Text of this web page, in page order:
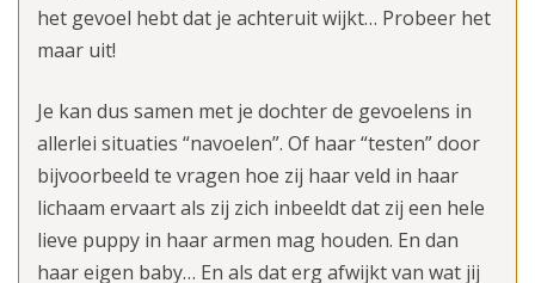
het gevoel hebt dat je achteruit wijkt… Probeer het
maar uit!
Je kan dus samen met je dochter de gevoelens in
allerlei situaties “navoelen”. Of haar “testen” door
bijvoorbeeld te vragen hoe zij haar veld in haar
lichaam ervaart als zij zich inbeeldt dat zij een hele
lieve puppy in haar armen mag houden. En dan
haar eigen baby… En als dat erg afwijkt van wat jij